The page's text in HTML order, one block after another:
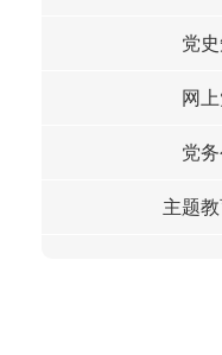
党
网
党
主题